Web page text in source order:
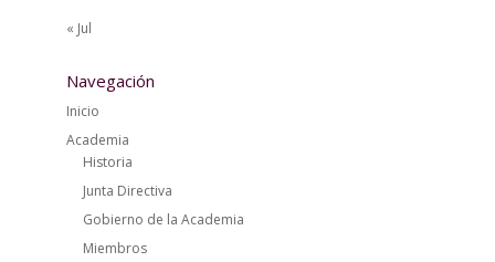
« Jul
Navegación
Inicio
Academia
Historia
Junta Directiva
Gobierno de la Academia
Miembros